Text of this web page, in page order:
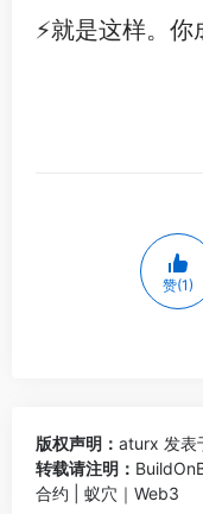
⚡️就是这样。 你
赞(1)
版权声明： aturx 发表
转载请注明：
合约 | 蚁穴｜Web3